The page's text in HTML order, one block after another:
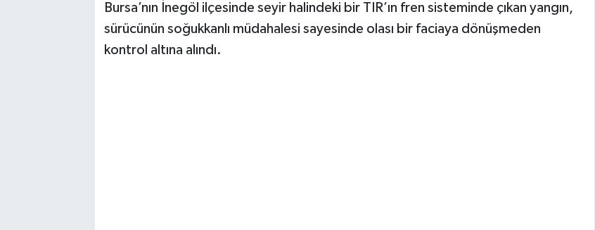
Bursa’nın İnegöl ilçesinde seyir halindeki bir TIR’ın fren sisteminde çıkan yangın,
sürücünün soğukkanlı müdahalesi sayesinde olası bir faciaya dönüşmeden
kontrol altına alındı.
Sonsöz Özel